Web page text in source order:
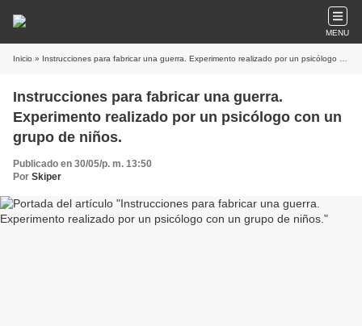
MENU
Inicio » Instrucciones para fabricar una guerra. Experimento realizado por un psicólogo con un grupo de niños.
Instrucciones para fabricar una guerra.
Experimento realizado por un psicólogo con un
grupo de niños.
Publicado en 30/05/p. m. 13:50
Por Skiper